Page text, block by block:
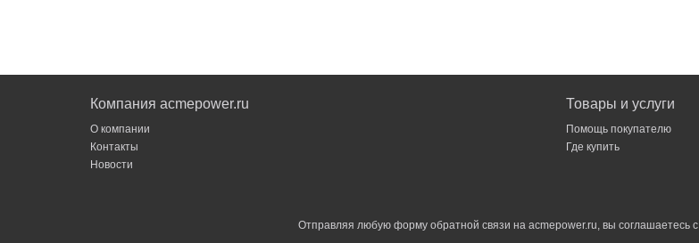
Компания acmepower.ru
О компании
Контакты
Новости
Товары и услуги
Помощь покупателю
Где купить
Отправляя любую форму обратной связи на acmepower.ru, вы соглашаетесь с